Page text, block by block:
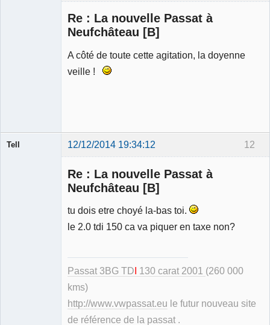
Re : La nouvelle Passat à
Neufchâteau [B]
A côté de toute cette agitation, la doyenne
veille !
12
Tell 12/12/2014 19:34:12
Re : La nouvelle Passat à
Neufchâteau [B]
tu dois etre choyé la-bas toi.
le 2.0 tdi 150 ca va piquer en taxe non?
Passat 3BG TD 130 carat 2001 (260 000
kms)
http://www.vwpassat.eu le futur nouveau site
de référence de la passat .